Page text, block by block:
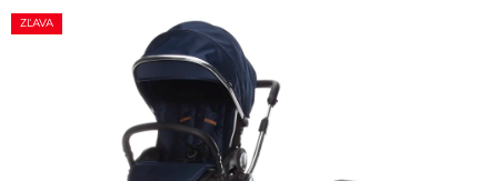
produktu
ZĽAVA